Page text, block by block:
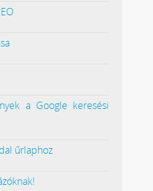
a Google keresési
űrlaphoz